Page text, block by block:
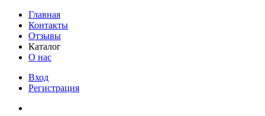
Главная
Контакты
Отзывы
Каталог
О нас
Вход
Регистрация